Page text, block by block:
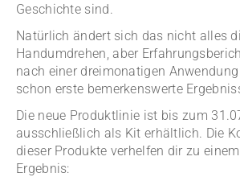
Geschichte sind.
Natürlich ändert sich das nicht alles
Handumdrehen, aber
nach einer dreimonatigen
schon erste bemerkenswerte
Die neue Produktlinie ist bis zum
ausschließlich als Kit erhältlich. Die
dieser Produkte verhelfen dir zu
Ergebnis: